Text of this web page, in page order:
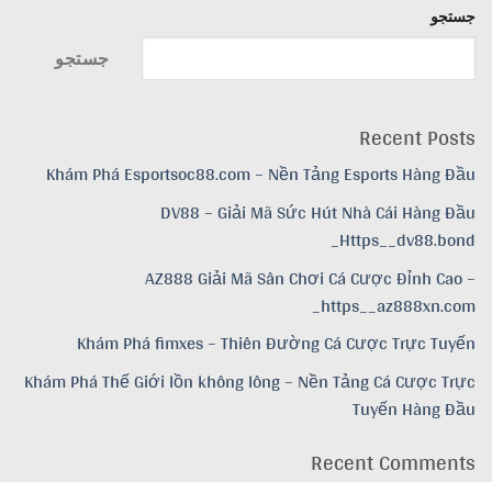
جستجو
جستجو
Recent Posts
Khám Phá Esportsoc88.com – Nền Tảng Esports Hàng Đầu
DV88 – Giải Mã Sức Hút Nhà Cái Hàng Đầu
Https__dv88.bond_
AZ888 Giải Mã Sân Chơi Cá Cược Đỉnh Cao –
https__az888xn.com_
Khám Phá fimxes – Thiên Đường Cá Cược Trực Tuyến
Khám Phá Thế Giới lồn không lông – Nền Tảng Cá Cược Trực
Tuyến Hàng Đầu
Recent Comments